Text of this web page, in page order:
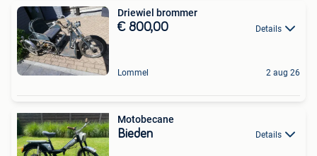
Driewiel brommer
€ 800,00 Details
Lommel 2 aug 26
Motobecane
Bieden Details